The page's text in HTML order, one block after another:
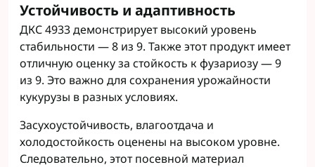
Устойчивость и адаптивность
ДКС 4933 демонстрирует высокий уровень
стабильности — 8 из 9. Также этот продукт имеет
отличную оценку за стойкость к фузариозу — 9
из 9. Это важно для сохранения урожайности
кукурузы в разных условиях.
Засухоустойчивость, влагоотдача и
холодостойкость оценены на высоком уровне.
Следовательно, этот посевной материал